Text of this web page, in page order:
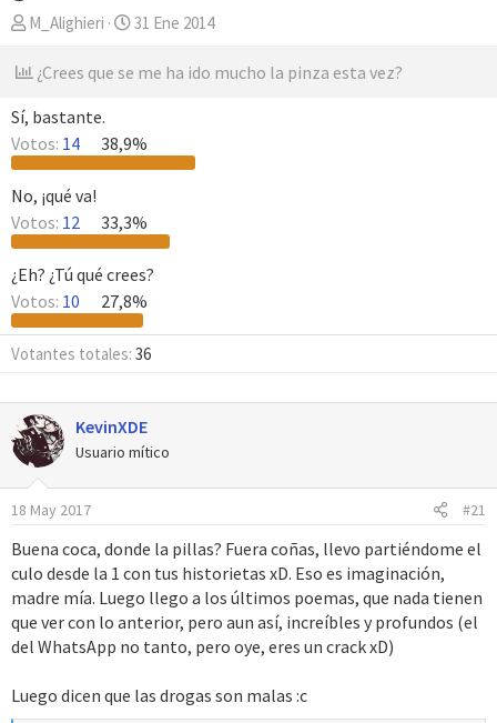
A
t
M_Alighieri
F
c
d
e
i
c
i
o
31 Ene 2014
¿Crees que se me ha ido mucho la pinza esta vez?
Sí, bastante.
Votos: 14 38,9%
No, ¡qué va!
Votos: 12 33,3%
¿Eh? ¿Tú qué crees?
Votos: 10 27,8%
Votantes totales 36
KevinXDE
Usuario mítico
18 May 2017 #21
Buena coca, donde la pillas? Fuera coñas, llevo partiéndome el
culo desde la 1 con tus historietas xD. Eso es imaginación,
madre mía. Luego llego a los últimos poemas, que nada tienen
que ver con lo anterior, pero aun así, increíbles y profundos (el
del WhatsApp no tanto, pero oye, eres un crack xD)
Luego dicen que las drogas son malas :c